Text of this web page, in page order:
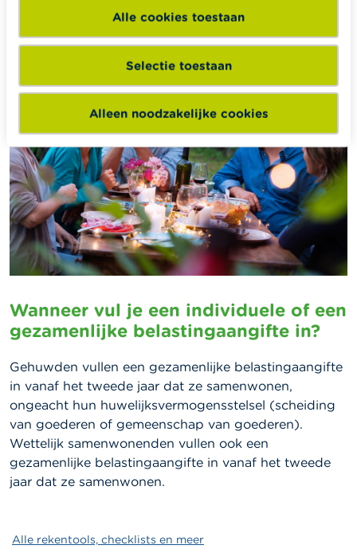
Alle cookies toestaan
Selectie toestaan
Alleen noodzakelijke cookies
optimaliseren. Vraag raad aan een fiscalist. Die
kan jullie meer duidelijkheid verschaffen.
Wanneer vul je een individuele of een
gezamenlijke belastingaangifte in?
Gehuwden vullen een gezamenlijke belastingaangifte
in vanaf het tweede jaar dat ze samenwonen,
ongeacht hun huwelijksvermogensstelsel (scheiding
van goederen of gemeenschap van goederen).
Wettelijk samenwonenden vullen ook een
gezamenlijke belastingaangifte in vanaf het tweede
jaar dat ze samenwonen.
Alle rekentools, checklists en meer